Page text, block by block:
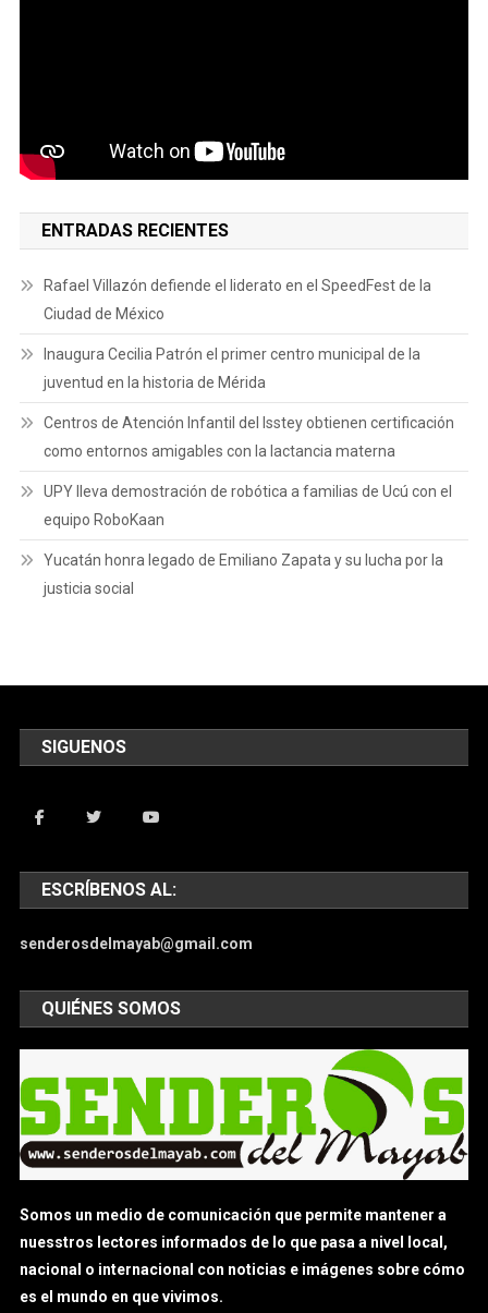
ENTRADAS RECIENTES
Rafael Villazón defiende el liderato en el SpeedFest de la
Ciudad de México
Inaugura Cecilia Patrón el primer centro municipal de la
juventud en la historia de Mérida
Centros de Atención Infantil del Isstey obtienen certificación
como entornos amigables con la lactancia materna
UPY lleva demostración de robótica a familias de Ucú con el
equipo RoboKaan
Yucatán honra legado de Emiliano Zapata y su lucha por la
justicia social
SIGUENOS
ESCRÍBENOS AL:
senderosdelmayab@gmail.com
QUIÉNES SOMOS
Somos un medio de comunicación que permite mantener a
nuesstros lectores informados de lo que pasa a nivel local,
nacional o internacional con noticias e imágenes sobre cómo
es el mundo en que vivimos.